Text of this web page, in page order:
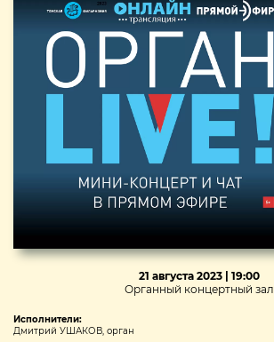
21 августа 2023 | 19:00
Органный концертный зал
Исполнители:
Дмитрий УШАКОВ, орган